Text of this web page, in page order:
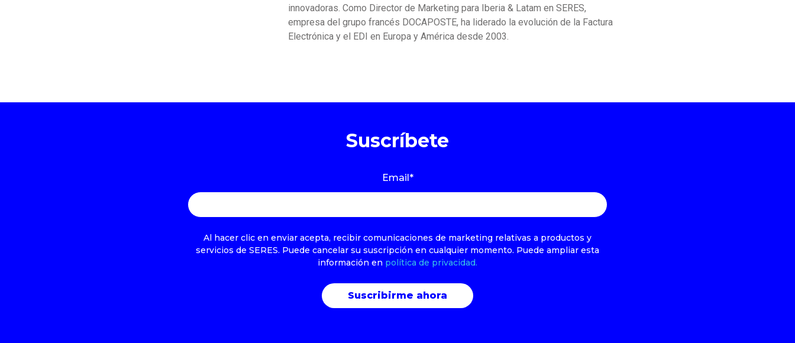
innovadoras. Como Director de Marketing para Iberia & Latam en SERES,
empresa del grupo francés DOCAPOSTE, ha liderado la evolución de la Factura
Electrónica y el EDI en Europa y América desde 2003.
Suscríbete
Email*
Al hacer clic en enviar acepta, recibir comunicaciones de marketing relativas a productos y
servicios de SERES. Puede cancelar su suscripción en cualquier momento. Puede ampliar esta
información en política de privacidad.